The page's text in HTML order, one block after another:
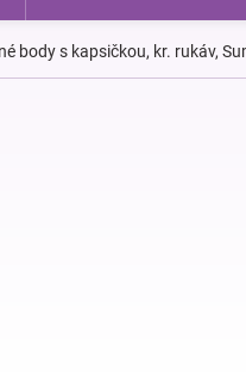
body s kapsičkou, kr. rukáv,